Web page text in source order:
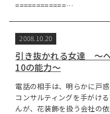
============…
2008.10.20
引き抜かれる女達 ～
10の能力～
電話の相手は、明らかに戸
コンサルティングを手がけ
んが、花装飾を扱う会社の